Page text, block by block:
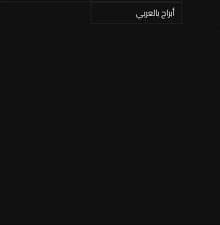
أبراج بالعربي